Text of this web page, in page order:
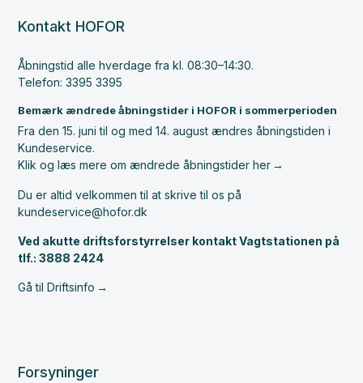
Kontakt HOFOR
Åbningstid alle hverdage fra kl. 08:30–14:30.
Telefon: 3395 3395
Bemærk ændrede åbningstider i HOFOR i sommerperioden
Fra den 15. juni til og med 14. august ændres åbningstiden i
Kundeservice.
Klik og læs mere om ændrede åbningstider her
Du er altid velkommen til at skrive til os på
kundeservice@hofor.dk
Ved akutte driftsforstyrrelser kontakt Vagtstationen på
tlf.: 3888 2424
Gå til Driftsinfo
Forsyninger